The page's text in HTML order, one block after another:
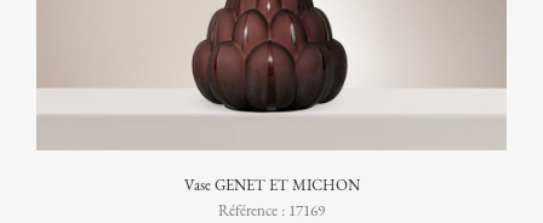
Vase GENET ET MICHON
Référence : 17169